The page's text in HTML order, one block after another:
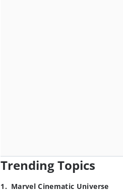
Trending Topics
1. Marvel Cinematic Universe